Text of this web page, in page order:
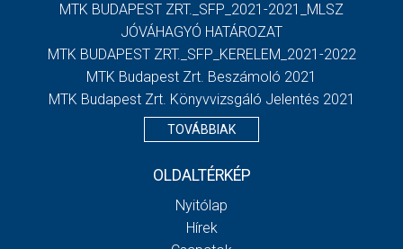
MTK BUDAPEST ZRT._SFP_2021-2021_MLSZ
JÓVÁHAGYÓ HATÁROZAT
MTK BUDAPEST ZRT._SFP_KERELEM_2021-2022
MTK Budapest Zrt. Beszámoló 2021
MTK Budapest Zrt. Könyvvizsgáló Jelentés 2021
TOVÁBBIAK
OLDALTÉRKÉP
Nyitólap
Hírek